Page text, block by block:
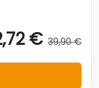
€ 39,90 €